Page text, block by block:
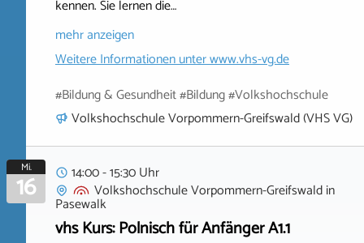
kennen. Sie lernen die…
mehr anzeigen
Weitere Informationen unterwww.vhs-vg.de
#Bildung & Gesundheit #Bildung #Volkshochschule
Volkshochschule Vorpommern-Greifswald (VHS VG)
Mi.
16
14:00 - 15:30 Uhr
Volkshochschule Vorpommern-Greifswaldin
Pasewalk
vhs Kurs: Polnisch für Anfänger A1.1